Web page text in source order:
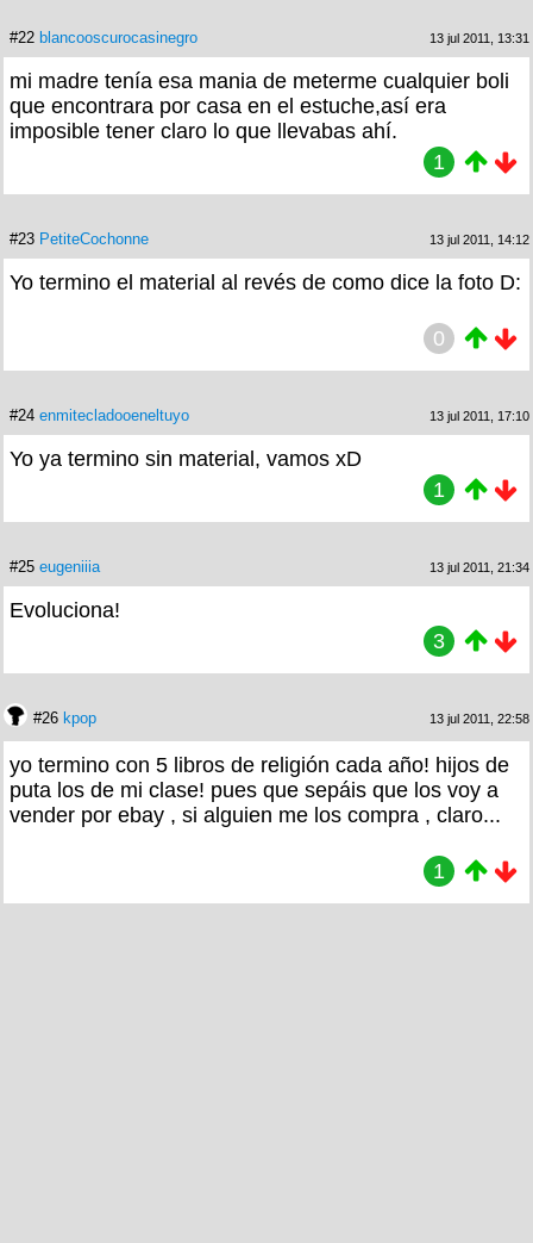
#22 blancooscurocasinegro 13 jul 2011, 13:31
mi madre tenía esa mania de meterme cualquier boli
que encontrara por casa en el estuche,así era
imposible tener claro lo que llevabas ahí.
1
#23 PetiteCochonne 13 jul 2011, 14:12
Yo termino el material al revés de como dice la foto D:
0
#24 enmitecladooeneltuyo 13 jul 2011, 17:10
Yo ya termino sin material, vamos xD
1
#25 eugeniiia 13 jul 2011, 21:34
Evoluciona!
3
#26 kpop 13 jul 2011, 22:58
yo termino con 5 libros de religión cada año! hijos de
puta los de mi clase! pues que sepáis que los voy a
vender por ebay , si alguien me los compra , claro...
1